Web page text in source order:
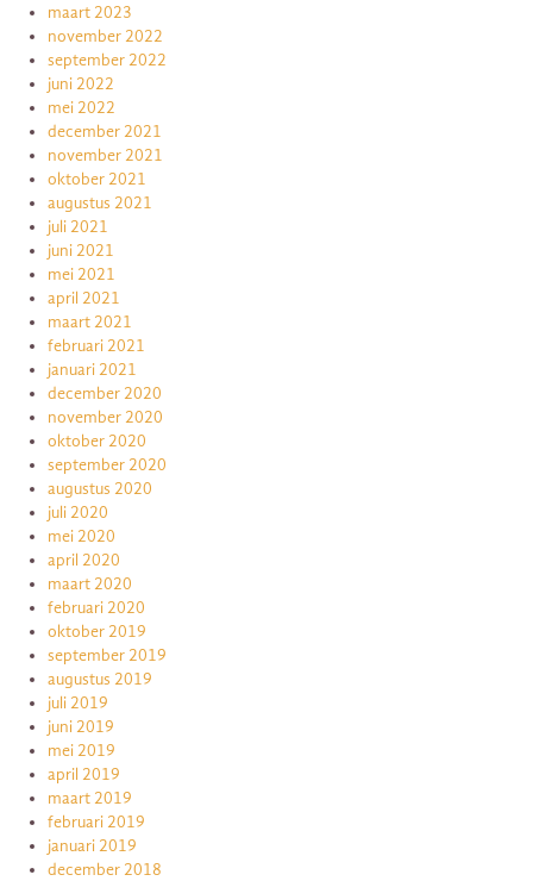
maart 2023
november 2022
september 2022
juni 2022
mei 2022
december 2021
november 2021
oktober 2021
augustus 2021
juli 2021
juni 2021
mei 2021
april 2021
maart 2021
februari 2021
januari 2021
december 2020
november 2020
oktober 2020
september 2020
augustus 2020
juli 2020
mei 2020
april 2020
maart 2020
februari 2020
oktober 2019
september 2019
augustus 2019
juli 2019
juni 2019
mei 2019
april 2019
maart 2019
februari 2019
januari 2019
december 2018